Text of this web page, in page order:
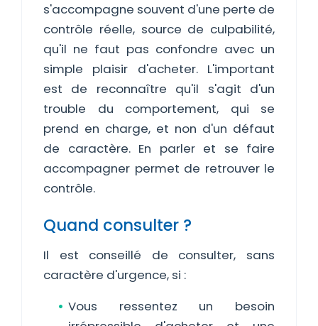
s'accompagne souvent d'une perte de
contrôle réelle, source de culpabilité,
qu'il ne faut pas confondre avec un
simple plaisir d'acheter. L'important
est de reconnaître qu'il s'agit d'un
trouble du comportement, qui se
prend en charge, et non d'un défaut
de caractère. En parler et se faire
accompagner permet de retrouver le
contrôle.
Quand consulter ?
Il est conseillé de consulter, sans
caractère d'urgence, si :
Vous ressentez un besoin